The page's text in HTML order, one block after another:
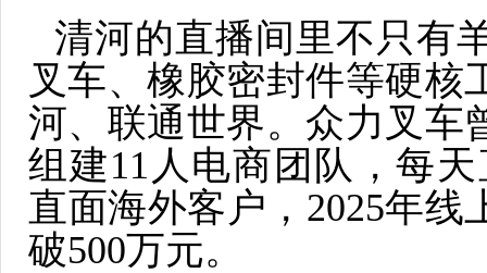
清河的直播间里不只有
叉车、橡胶密封件等硬核
河、联通世界。众力叉车
组建11人电商团队，每
直面海外客户，2025年线
破500万元。